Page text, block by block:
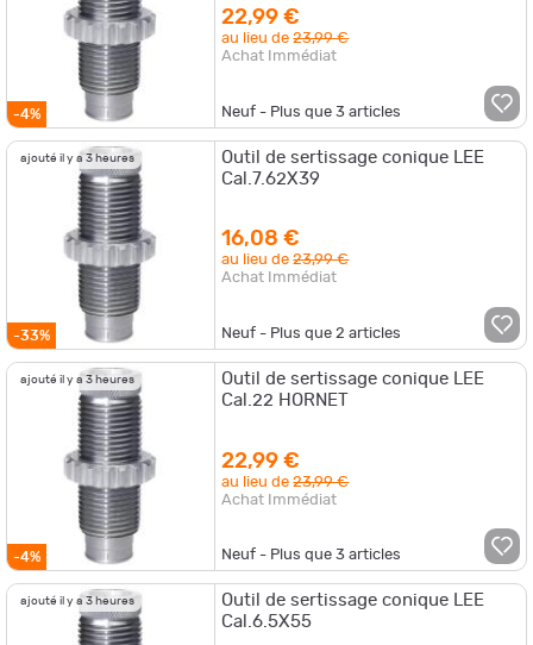
-4%
22,99 €
au lieu de23,99 €
Achat Immédiat
Neuf - Plus que3 articles
ajouté il y a 3 heures
-33%
Outil de sertissage conique LEE
Cal.7.62X39
16,08 €
au lieu de23,99 €
Achat Immédiat
Neuf - Plus que2 articles
ajouté il y a 3 heures
-4%
Outil de sertissage conique LEE
Cal.22 HORNET
22,99 €
au lieu de23,99 €
Achat Immédiat
Neuf - Plus que3 articles
ajouté il y a 3 heures
Outil de sertissage conique LEE
Cal.6.5X55